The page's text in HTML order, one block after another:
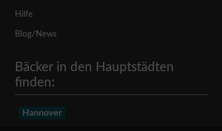
Hilfe
Blog/News
Bäcker in den Hauptstädten
finden:
Hannover